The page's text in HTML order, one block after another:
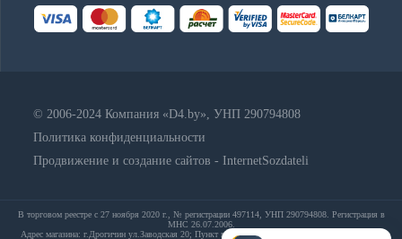
© 2006-2024 Компания «D4.by», УНП 290794808
Политика конфиденциальности
Продвижение и создание сайтов - InternetSozdateli
В торговом реестре с 27 ноября 2020 г., № регистрации 497114, УНП 290794808. Регистрация в
МНС 26.07.2006.
Адрес магазина: г.Дрогичин ул.Заводская 20; Пункт выдачи: Брест, ул. Московская 364, пав.6;